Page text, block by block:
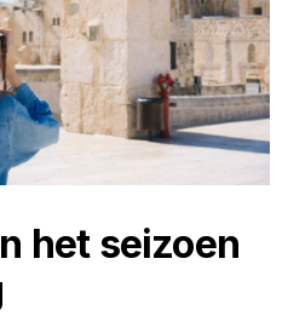
het seizoen